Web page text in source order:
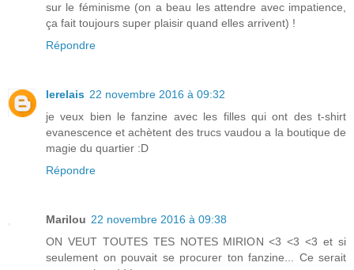
sur le féminisme (on a beau les attendre avec impatience,
ça fait toujours super plaisir quand elles arrivent) !
Répondre
lerelais 22 novembre 2016 à 09:32
je veux bien le fanzine avec les filles qui ont des t-shirt
evanescence et achètent des trucs vaudou a la boutique de
magie du quartier :D
Répondre
Marilou 22 novembre 2016 à 09:38
ON VEUT TOUTES TES NOTES MIRION <3 <3 <3 et si
seulement on pouvait se procurer ton fanzine... Ce serait